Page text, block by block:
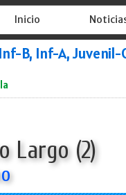
Inicio
B, Inf-A, Juvenil-
Largo (2)